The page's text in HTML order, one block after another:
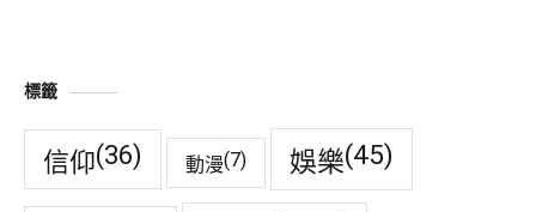
標籤
信仰(36) 動漫(7) 娛樂(45)